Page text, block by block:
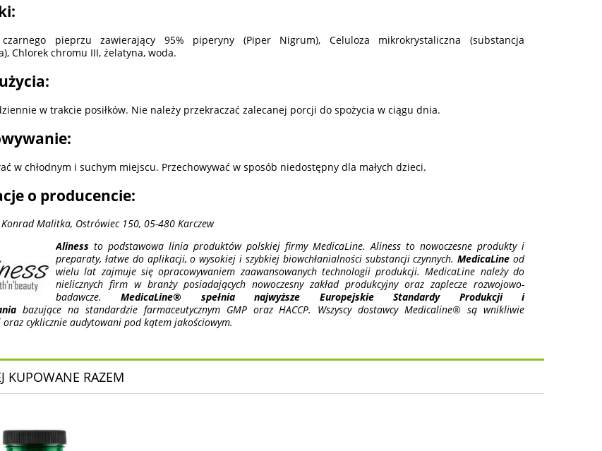
pieprzu zawierający 95% piperyny (Piper Nigrum), Celuloza mikrokrystaliczna (substancja
Chlorek chromu III, żelatyna, woda.
w trakcie posiłków. Nie należy przekraczać zalecanej porcji do spożycia w ciągu dnia.
w chłodnym i suchym miejscu. Przechowywać w sposób niedostępny dla małych dzieci.
o producencie:
Malitka, Ostrówiec 150, 05-480 Karczew
Aliness to podstawowa linia produktów polskiej firmy MedicaLine. Aliness to nowoczesne produkty i
preparaty, łatwe do aplikacji, o wysokiej i szybkiej biowchłanialności substancji czynnych.MedicaLine od
wielu lat zajmuje się opracowywaniem zaawansowanych technologii produkcji. MedicaLine należy do
nielicznych firm w branży posiadających nowoczesny zakład produkcyjny oraz zaplecze rozwojowo-
badawcze.MedicaLine® spełnia najwyższe Europejskie Standardy Produkcji i
bazujące na standardzie farmaceutycznym GMP oraz HACCP. Wszyscy dostawcy Medicaline® są wnikliwie
cyklicznie audytowani pod kątem jakościowym.
KUPOWANE RAZEM